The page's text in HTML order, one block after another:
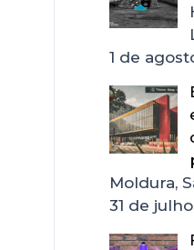
1 de
Moldura,
31 de